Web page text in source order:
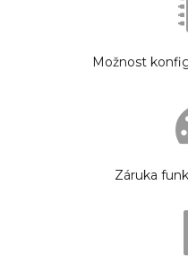
Možnost
Záruka